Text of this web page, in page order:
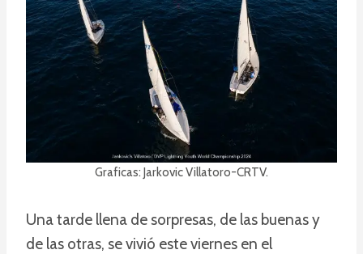
Graficas: Jarkovic Villatoro-CRTV.
Una tarde llena de sorpresas, de las buenas y
de las otras, se vivió este viernes en el